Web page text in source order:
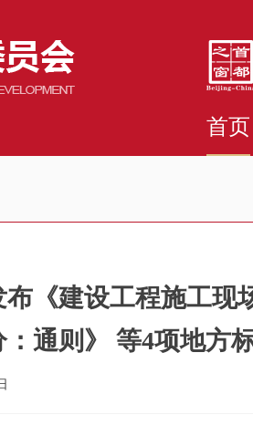
首页
《建设工程施工现
通则》 等4项地方